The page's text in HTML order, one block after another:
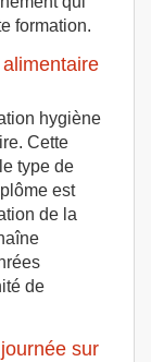
formation.
hygiène
Cette
type de
est
de la
de
sur